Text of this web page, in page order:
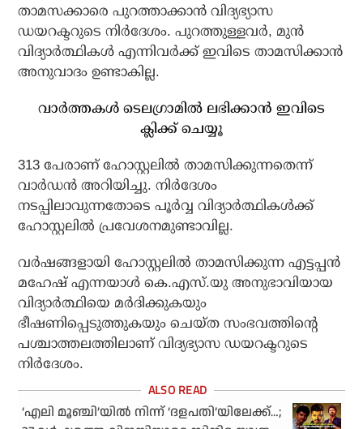
താമസക്കാരെ പുറത്താക്കാന്‍ വിദ്യഭ്യാസ
ഡയറക്ടറുടെ നിര്‍ദേശം. പുറത്തുള്ളവര്‍, മുന്‍
വിദ്യാര്‍ത്ഥികള്‍ എന്നിവര്‍ക്ക് ഇവിടെ താമസിക്കാന്‍
അനുവാദം ഉണ്ടാകില്ല.
വാര്‍ത്തകള്‍ ടെലഗ്രാമില്‍ ലഭിക്കാന്‍ ഇവിടെ
ക്ലിക്ക് ചെയ്യൂ
313 പേരാണ് ഹോസ്റ്റലില്‍ താമസിക്കുന്നതെന്ന്
വാര്‍ഡന്‍ അറിയിച്ചു. നിര്‍ദേശം
നടപ്പിലാവുന്നതോടെ പൂര്‍വ്വ വിദ്യാര്‍ത്ഥികള്‍ക്ക്
ഹോസ്റ്റലില്‍ പ്രവേശനമുണ്ടാവില്ല.
വര്‍ഷങ്ങളായി ഹോസ്റ്റലില്‍ താമസിക്കുന്ന എട്ടപ്പന്‍
മഹേഷ് എന്നയാള്‍ കെ.എസ്.യു അനുഭാവിയായ
വിദ്യാര്‍ത്ഥിയെ മര്‍ദിക്കുകയും
ഭീഷണിപ്പെടുത്തുകയും ചെയ്ത സംഭവത്തിന്റെ
പശ്ചാത്തലത്തിലാണ് വിദ്യഭ്യാസ ഡയറക്ടറുടെ
നിര്‍ദേശം.
‘എലി മൂഞ്ചി’യില്‍ നിന്ന് ‘ദളപതി’യിലേക്ക്…;